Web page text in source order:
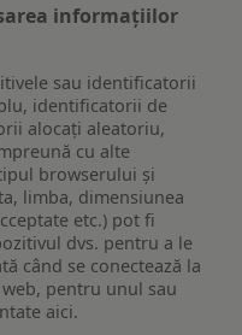
informațiilor
sau identificatorii
identificatorii de
alocați aleatoriu,
cu alte
browserului și
limba, dimensiunea
etc.) pot fi
dvs. pentru a le
când se conectează la
pentru unul sau
aici.